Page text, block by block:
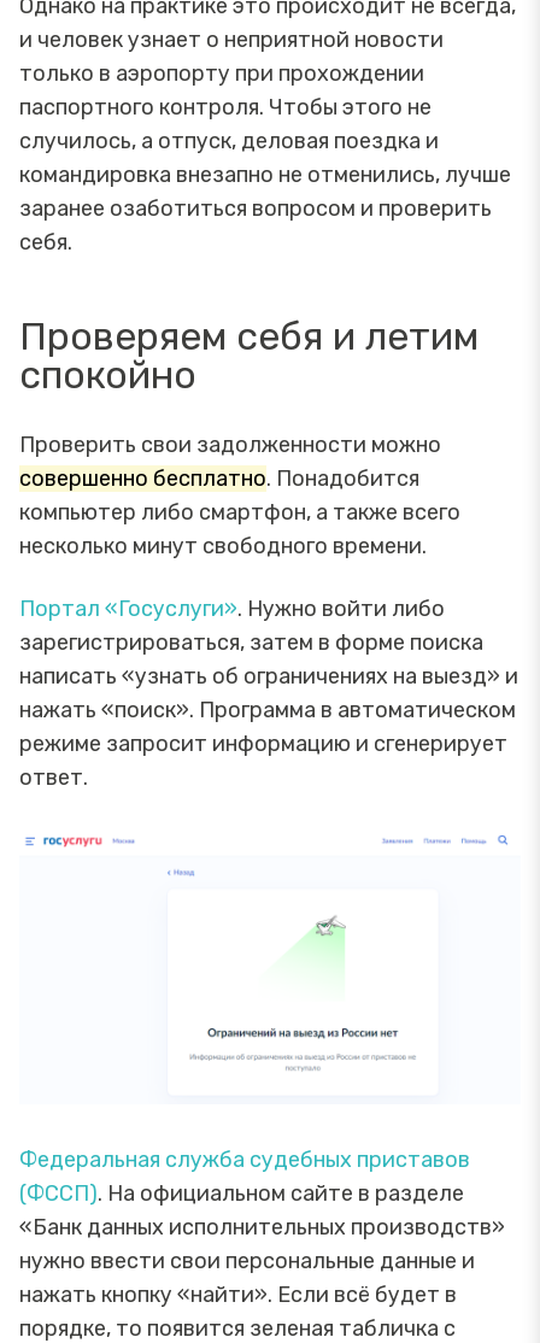
Однако на практике это происходит не всегда,
и человек узнает о неприятной новости
только в аэропорту при прохождении
паспортного контроля. Чтобы этого не
случилось, а отпуск, деловая поездка и
командировка внезапно не отменились, лучше
заранее озаботиться вопросом и проверить
себя.
Проверяем себя и летим
спокойно
Проверить свои задолженности можно
совершенно бесплатно. Понадобится
компьютер либо смартфон, а также всего
несколько минут свободного времени.
Портал «Госуслуги». Нужно войти либо
зарегистрироваться, затем в форме поиска
написать «узнать об ограничениях на выезд» и
нажать «поиск». Программа в автоматическом
режиме запросит информацию и сгенерирует
ответ.
Федеральная служба судебных приставов
(ФССП). На официальном сайте в разделе
«Банк данных исполнительных производств»
нужно ввести свои персональные данные и
нажать кнопку «найти». Если всё будет в
порядке, то появится зеленая табличка с